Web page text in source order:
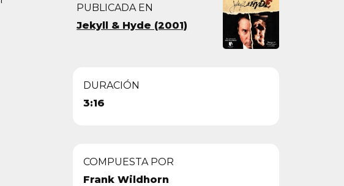
PUBLICADA EN
Jekyll & Hyde (2001)
DURACIÓN
3:16
COMPUESTA POR
Frank Wildhorn